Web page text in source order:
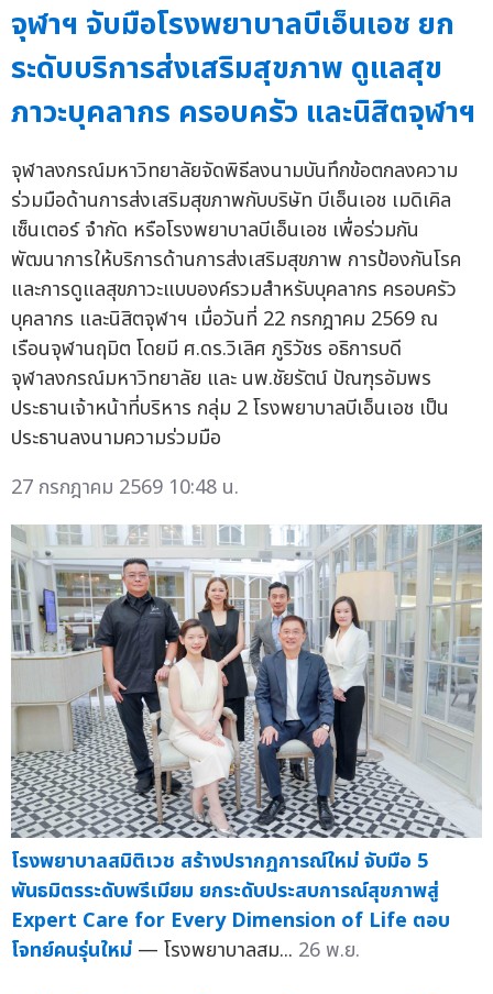
จุฬาฯ จับมือโรงพยาบาลบีเอ็นเอช ยก
ระดับบริการส่งเสริมสุขภาพ ดูแลสุข
ภาวะบุคลากร ครอบครัว และนิสิตจุฬาฯ
จุฬาลงกรณ์มหาวิทยาลัยจัดพิธีลงนามบันทึกข้อตกลงความ
ร่วมมือด้านการส่งเสริมสุขภาพกับบริษัท บีเอ็นเอช เมดิเคิล
เซ็นเตอร์ จำกัด หรือโรงพยาบาลบีเอ็นเอช เพื่อร่วมกัน
พัฒนาการให้บริการด้านการส่งเสริมสุขภาพ การป้องกันโรค
และการดูแลสุขภาวะแบบองค์รวมสำหรับบุคลากร ครอบครัว
บุคลากร และนิสิตจุฬาฯ เมื่อวันที่ 22 กรกฎาคม 2569 ณ
เรือนจุฬานฤมิต โดยมี ศ.ดร.วิเลิศ ภูริวัชร อธิการบดี
จุฬาลงกรณ์มหาวิทยาลัย และ นพ.ชัยรัตน์ ปัณฑุรอัมพร
ประธานเจ้าหน้าที่บริหาร กลุ่ม 2 โรงพยาบาลบีเอ็นเอช เป็น
ประธานลงนามความร่วมมือ
27 กรกฎาคม 2569 10:48 น.
โรงพยาบาลสมิติเวช สร้างปรากฏการณ์ใหม่ จับมือ 5
พันธมิตรระดับพรีเมียม ยกระดับประสบการณ์สุขภาพสู่
Expert Care for Every Dimension of Life ตอบ
โจทย์คนรุ่นใหม่ — โรงพยาบาลสม... 26 พ.ย.